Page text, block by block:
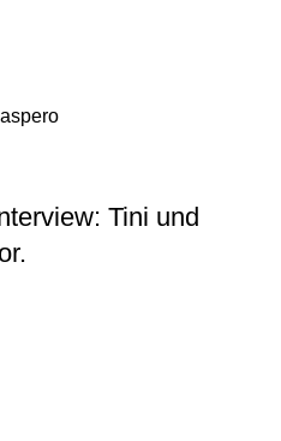
Tini und